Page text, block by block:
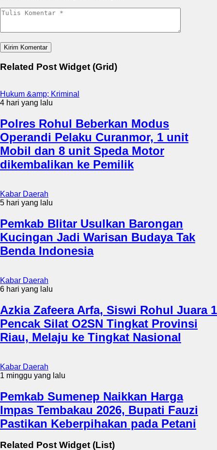
Related Post Widget (Grid)
Hukum &amp; Kriminal
4 hari yang lalu
Polres Rohul Beberkan Modus
Operandi Pelaku Curanmor, 1 unit
Mobil dan 8 unit Speda Motor
dikembalikan ke Pemilik
Kabar Daerah
5 hari yang lalu
Pemkab Blitar Usulkan Barongan
Kucingan Jadi Warisan Budaya Tak
Benda Indonesia
Kabar Daerah
6 hari yang lalu
Azkia Zafeera Arfa, Siswi Rohul Juara 1
Pencak Silat O2SN Tingkat Provinsi
Riau, Melaju ke Tingkat Nasional
Kabar Daerah
1 minggu yang lalu
Pemkab Sumenep Naikkan Harga
Impas Tembakau 2026, Bupati Fauzi
Pastikan Keberpihakan pada Petani
Related Post Widget (List)